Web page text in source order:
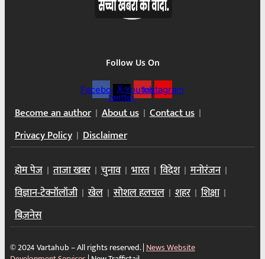
Follow Us On
FacebookX-
twitter
YoutubeInstagram
Become an author About us
Contact us
Privacy Policy
Disclaimer
होम पेज ताजा खबर चुनाव भारत विदेश
मनोरंजन
विज्ञान-टेक्नॉलॉजी
खेल सोशल हलचल शहर
शिक्षा
बिज़नेस
© 2024 Vartahub – All rights reserved. |News Website